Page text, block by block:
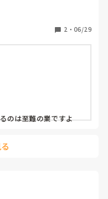
ベルトやミトンの使
する場合がありま
をしていると入所が
使用ができない施設
行錯誤しています。
のような対策を行っ
2 ・ 06/29
のは至難の業ですよ
情報通りに対応して
ロールできたという